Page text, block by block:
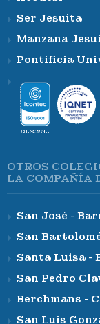
Ser Jesuita
Manzana
Pontificia
OTROS
LA COMPAÑÍA
San José -
San
Santa Luisa -
San Pedro
Berchmans -
San Luis